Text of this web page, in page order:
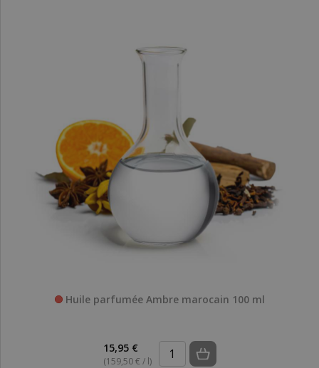
Huile parfumée Ambre marocain 100 ml
15,95 €
(159,50 € / l)